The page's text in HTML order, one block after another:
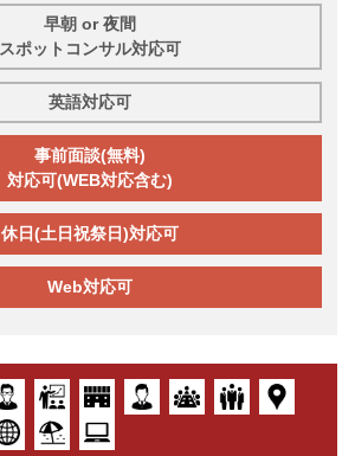
早朝 or 夜間
スポットコンサル対応可
英語対応可
事前面談(無料)
対応可(WEB対応含む)
休日(土日祝祭日)対応可
Web対応可